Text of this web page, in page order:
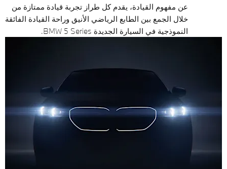
عن مفهوم القيادة، يقدم كل طراز تجربة قيادة ممتازة من
خلال الجمع بين الطابع الرياضي الأنيق وراحة القيادة الفائقة
النموذجية في السيارة الجديدة BMW 5 Series.